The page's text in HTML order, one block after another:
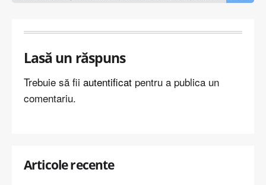
Lasă un răspuns
Trebuie să fii autentificat pentru a publica un
comentariu.
Articole recente